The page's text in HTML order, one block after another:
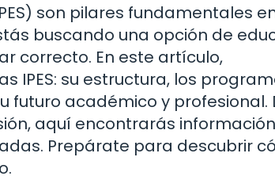
son pilares fundamentales
buscando una opción de
correcto. En este artículo,
IPES: su estructura, los
futuro académico y profesional.
aquí encontrarás información
Prepárate para descubrir